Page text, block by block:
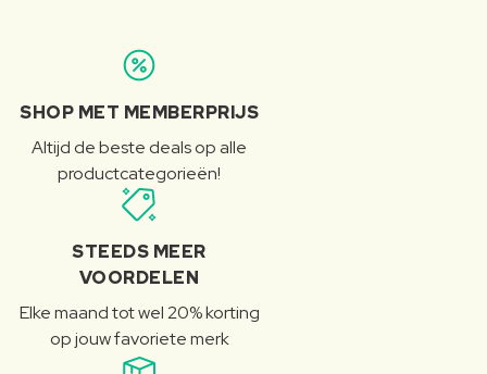
SHOP MET MEMBERPRIJS
Altijd de beste deals op alle
productcategorieën!
STEEDS MEER
VOORDELEN
Elke maand tot wel 20% korting
op jouw favoriete merk